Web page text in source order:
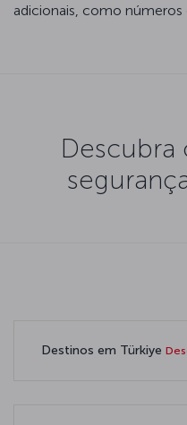
adicionais, como
Destinos em Türkiye